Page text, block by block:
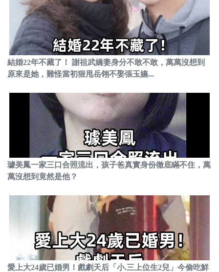
結婚22年不藏了！ 謝祖武嬌妻身分不敢不敢，萬萬沒想到
原來是她，難怪當初狠甩岳翎不娶張玉嬿...
璩美鳳一家三口合照流出，孩子爸真實身份徹底瞞不住，萬
萬沒想到竟然是他？
愛上大24歲已婚男！戲劇天后「小.三上位生2兒」今偷吃鮮